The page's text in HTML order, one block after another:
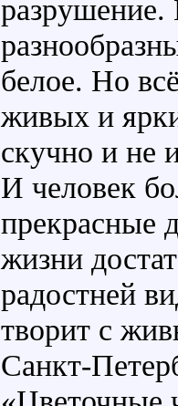
белое. Но
живых и
скучно и не
И человек
прекрасные
жизни
радостней
творит с
Санкт-